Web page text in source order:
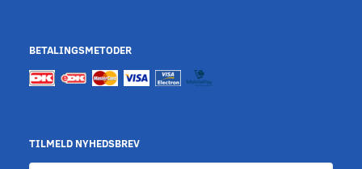
BETALINGSMETODER
TILMELD NYHEDSBREV